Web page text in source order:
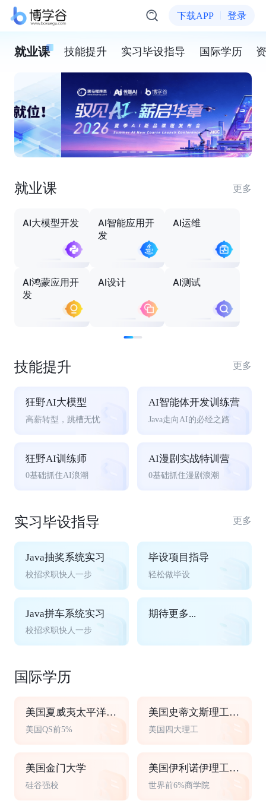
下载APP 登录
就业课 技能提升 实习毕设指导 国际学历
就业课 更多
AI大模型开发
AI智能应用开
发
AI运维
AI鸿蒙应用开
发
AI设计 AI测试
技能提升 更多
狂野AI大模型
高薪转型，跳槽无忧
AI智能体开发训练营
Java走向AI的必经之路
狂野AI训练师
0基础抓住AI浪潮
AI漫剧实战特训营
0基础抓住漫剧浪潮
实习毕设指导 更多
Java抽奖系统实习
校招求职快人一步
毕设项目指导
轻松做毕设
Java拼车系统实习
校招求职快人一步
期待更多...
国际学历
美国夏威夷太平洋大学
美国QS前5%
美国史蒂文斯理工学院
美国四大理工
美国金门大学
硅谷强校
美国伊利诺伊理工大学
世界前6%商学院